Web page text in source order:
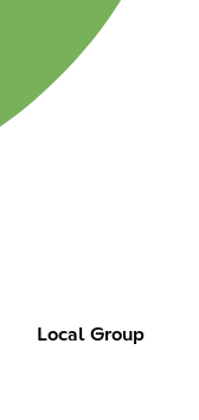
Local Group